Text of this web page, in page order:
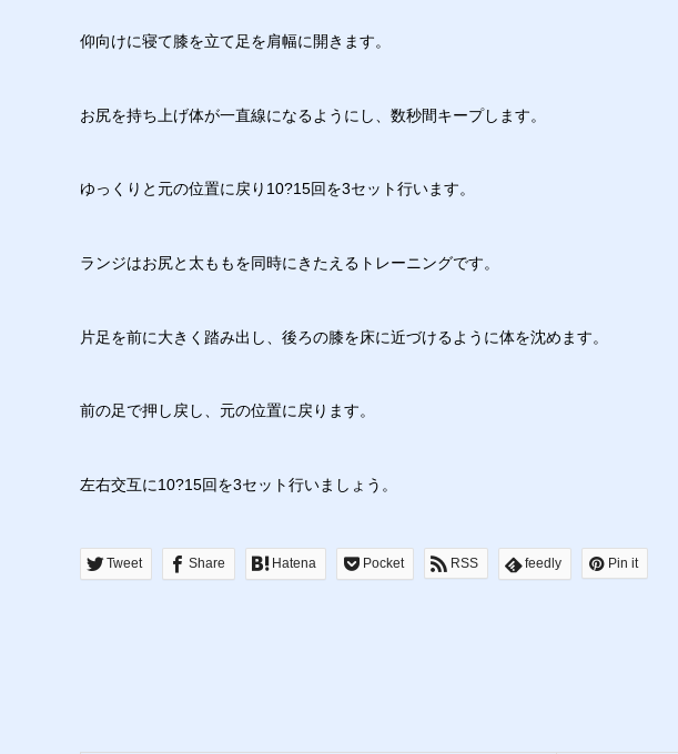
仰向けに寝て膝を立て足を肩幅に開きます。
お尻を持ち上げ体が一直線になるようにし、数秒間キープします。
ゆっくりと元の位置に戻り10?15回を3セット行います。
ランジはお尻と太ももを同時にきたえるトレーニングです。
片足を前に大きく踏み出し、後ろの膝を床に近づけるように体を沈めます。
前の足で押し戻し、元の位置に戻ります。
左右交互に10?15回を3セット行いましょう。
Tweet Share Hatena Pocket RSS feedly Pin it